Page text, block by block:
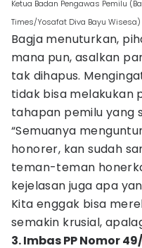
Ketua Badan Pengawas Pemilu
Times/Yosafat Diva Bayu Wisesa)
Bagja menuturkan,
mana pun, asalkan
tak dihapus.
tidak bisa melakukan
tahapan pemilu yang
“Semuanya
honorer, kan sudah
teman-teman
kejelasan juga apa
Kita enggak bisa
semakin krusial,
3. Imbas PP Nomor